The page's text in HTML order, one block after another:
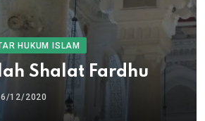
HUKUM ISLAM
Shalat Fardhu
12/2020